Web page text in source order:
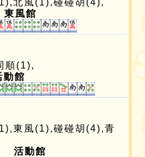
風館
順(1),
館
東風(1),碰碰胡(4),青
活動館